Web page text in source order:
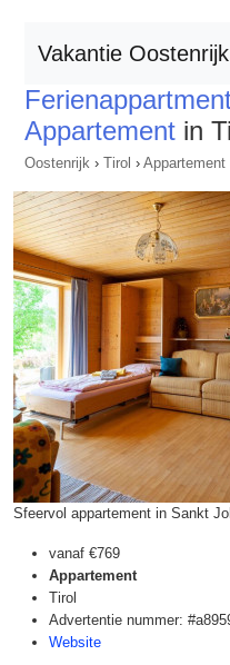
Vakantie Oostenrijk
Appartement in
Oostenrijk › Tirol › Appartement
Sfeervol appartement in Sankt
vanaf €769
Appartement
Tirol
Advertentie nummer:
Website